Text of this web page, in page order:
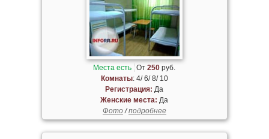
Места есть От250 руб.
Комнаты: 4/ 6/ 8/ 10
Регистрация: Да
Женские места: Да
Фото/подробнее